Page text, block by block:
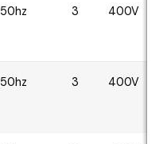
50hz 3 400V
50hz 3 400V